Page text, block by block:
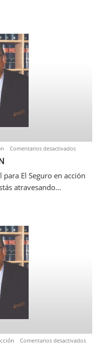
Comentarios desactivadosen
EN
para El Seguro en acción
atravesando...
Comentarios desactivadosen